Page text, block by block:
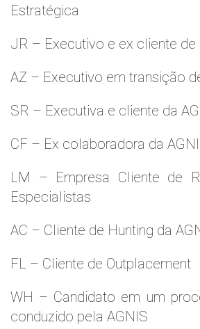
Estratégica
JR – Executivo e ex cliente de
AZ – Executivo em transição
SR – Executiva e cliente da
CF – Ex colaboradora da
LM – Empresa Cliente de
Especialistas
AC – Cliente de Hunting da
FL – Cliente de Outplacement
WH – Candidato em um
conduzido pela AGNIS